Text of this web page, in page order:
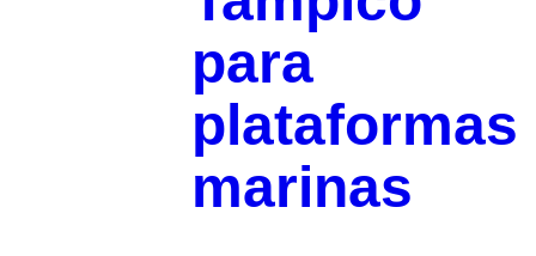
para
plataformas
marinas